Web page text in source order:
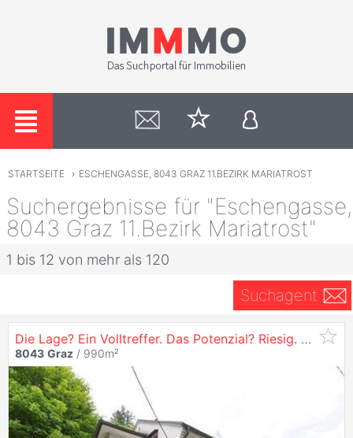
STARTSEITE › ESCHENGASSE, 8043 GRAZ 11.BEZIRK MARIATROST
Suchergebnisse für "Eschengasse,
8043 Graz 11.Bezirk Mariatrost"
1 bis 12 von mehr als 120
Suchagent
Die Lage? Ein Volltreffer. Das Potenzial? Riesig. Grundstück mit Altbestand in
8043 Graz / 990m²